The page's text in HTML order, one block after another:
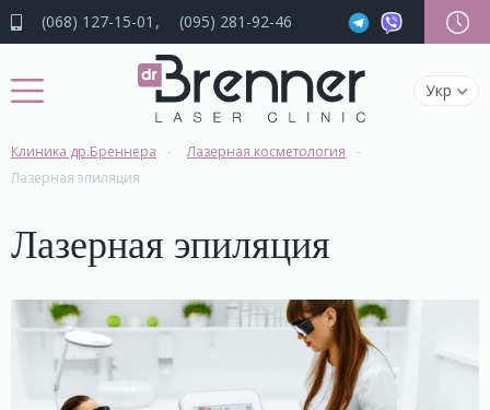
(068) 127-15-01 (095) 281-92-46
Укр
Клиника др.Бреннера
Лазерная косметология
Лазерная эпиляция
Лазерная эпиляция